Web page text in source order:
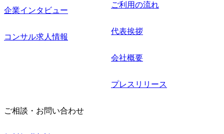
企業インタビュー
コンサル求人情報
ご利用の流れ
代表挨拶
会社概要
プレスリリース
ご相談・お問い合わせ